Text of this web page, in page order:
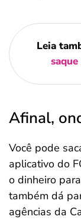
Leia
Afinal,
Você pode
aplicativo do
o dinheiro
também dá
agências da